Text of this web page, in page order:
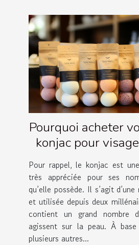
Pourquoi acheter
konjac pour
Amalthée ?
Pour rappel, le konjac est
très appréciée pour ses
qu’elle possède. Il s’agit
et utilisée depuis deux
contient un grand nombre
agissent sur la peau. À
plusieurs autres...